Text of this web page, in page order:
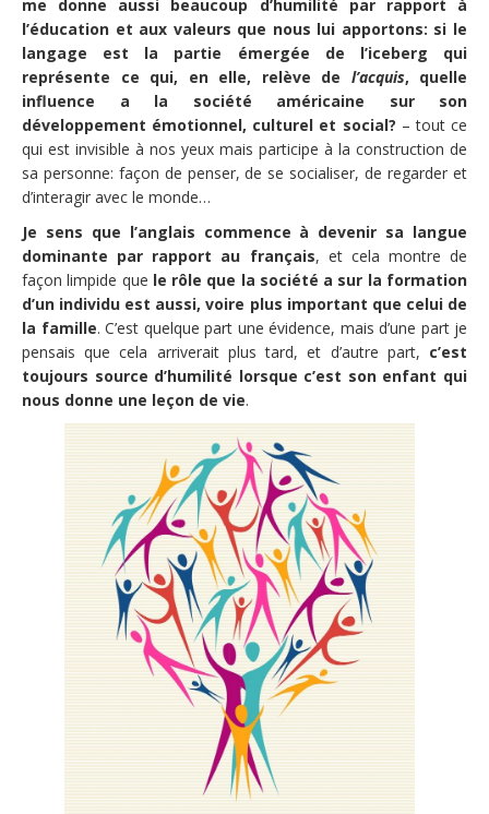
me donne aussi beaucoup d’humilité par rapport à
l’éducation et aux valeurs que nous lui apportons: si le
langage est la partie émergée de l’iceberg qui
représente ce qui, en elle, relève de l’acquis, quelle
influence a la société américaine sur son
développement émotionnel, culturel et social? – tout ce
qui est invisible à nos yeux mais participe à la construction de
sa personne: façon de penser, de se socialiser, de regarder et
d’interagir avec le monde…
Je sens que l’anglais commence à devenir sa langue
dominante par rapport au français, et cela montre de
façon limpide que le rôle que la société a sur la formation
d’un individu est aussi, voire plus important que celui de
la famille. C’est quelque part une évidence, mais d’une part je
pensais que cela arriverait plus tard, et d’autre part, c’est
toujours source d’humilité lorsque c’est son enfant qui
nous donne une leçon de vie.